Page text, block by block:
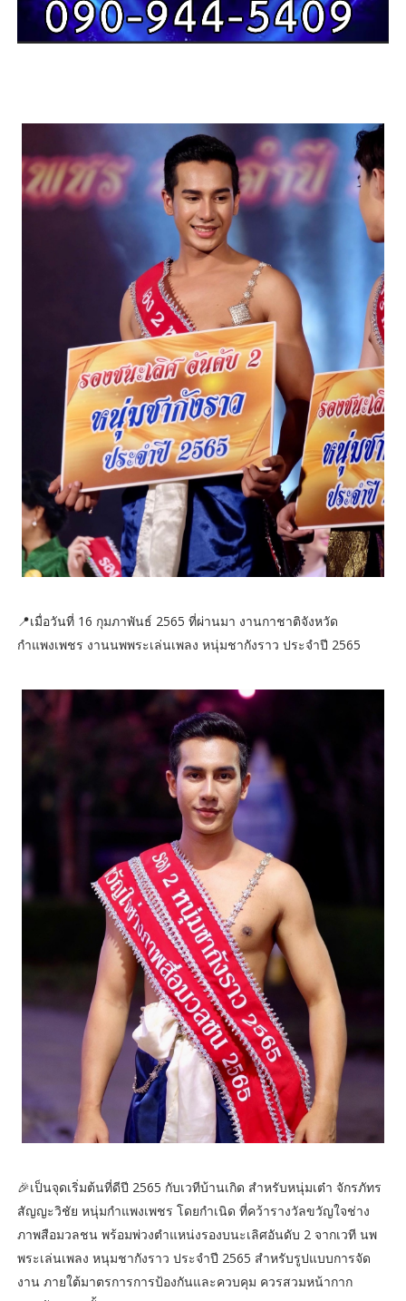
📍เมื่อวันที่ 16 กุมภาพันธ์ 2565 ที่ผ่านมา งานกาชาติจังหวัด
กำแพงเพชร งานนพพระเล่นเพลง หนุ่มชากังราว ประจำปี 2565
🎉เป็นจุดเริ่มต้นที่ดีปี 2565 กับเวทีบ้านเกิด สำหรับหนุ่มเต๋า จักรภัทร
สัญญะวิชัย หนุ่มกำแพงเพชร โดยกำเนิด ที่คว้ารางวัลขวัญใจช่าง
ภาพสือมวลชน พร้อมพ่วงตำแหน่งรองบนะเลิศอันดับ 2 จากเวที นพ
พระเล่นเพลง หนุมชากังราว ประจำปี 2565 สำหรับรูปแบบการจัด
งาน ภายใต้มาตรการการป้องกันและควบคุม ควรสวมหน้ากาก